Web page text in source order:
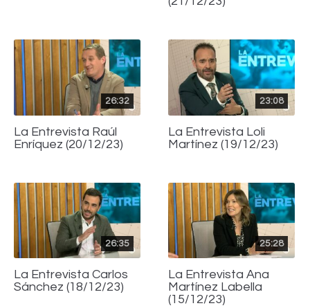
26:32
La Entrevista Raúl
Enríquez (20/12/23)
23:08
La Entrevista Loli
Martínez (19/12/23)
26:35
La Entrevista Carlos
Sánchez (18/12/23)
25:28
La Entrevista Ana
Martínez Labella
(15/12/23)